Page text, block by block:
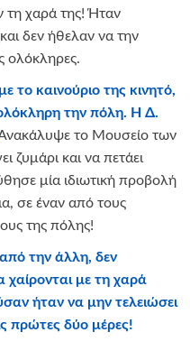
χαρά της! Ήταν
δεν ήθελαν να την
ολόκληρες.
το καινούριο της κινητό,
την πόλη. Η Δ.
το Μουσείο των
ζυμάρι και να πετάει
μία ιδιωτική προβολή
σε έναν από τους
της πόλης!
την άλλη, δεν
με τη χαρά
ήταν να μην τελειώσει
πρώτες δύο μέρες!